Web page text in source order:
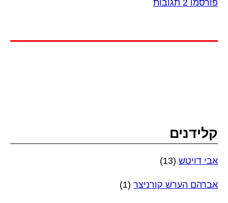
פורסמו 2 תגובות
קלידנים
אבי דויטש (13)
אברהם הערש קורניצר (1)